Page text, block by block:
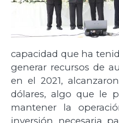
capacidad que ha
generar recursos de
en el 2021,
dólares, algo que le
mantener la